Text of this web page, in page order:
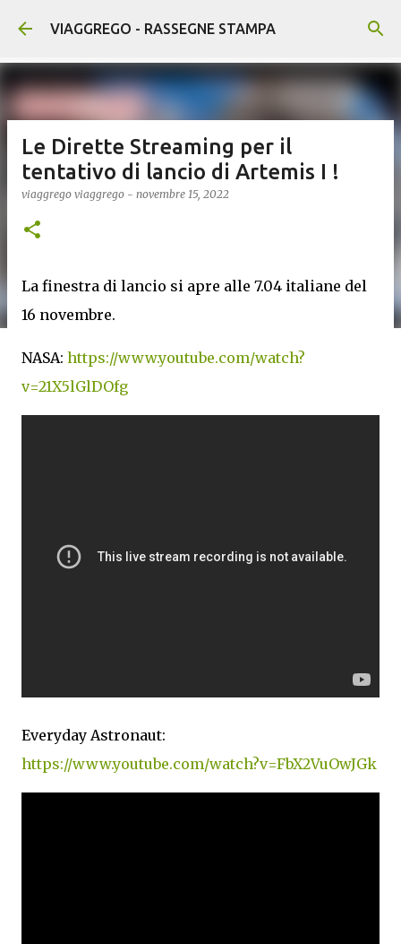
Passa ai contenuti principali
VIAGGREGO - RASSEGNE STAMPA
Le Dirette Streaming per il
tentativo di lancio di Artemis I !
viaggrego viaggrego - novembre 15, 2022
La finestra di lancio si apre alle 7.04 italiane del
16 novembre.
NASA: https://www.youtube.com/watch?
v=21X5lGlDOfg
Everyday Astronaut:
https://www.youtube.com/watch?v=FbX2VuOwJGk